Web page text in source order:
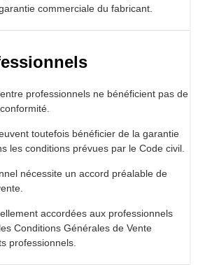
commerciale du fabricant.
professionnels ne bénéficient pas de
toutefois bénéficier de la garantie
les conditions prévues par le Code civil.
nécessite un accord préalable de
accordées aux professionnels
Conditions Générales de Vente
professionnels.